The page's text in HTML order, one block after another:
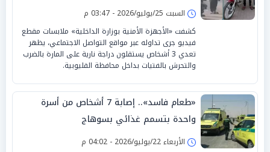
السبت 25/يوليو/2026 - 03:47 م
كشفت «الأجهزة الأمنية بوزارة الداخلية» ملابسات مقطع
فيديو جرى تداوله عبر مواقع التواصل الاجتماعي، يظهر
تعدي 3 أشخاص يستقلون دراجة نارية على المارة بالضرب
والتحرش بالفتيات بداخل محافظة القليوبية.
«طعام فاسد».. إصابة 7 أشخاص من أسرة
واحدة بتسمم غذائي بسوهاج
الأربعاء 22/يوليو/2026 - 04:02 م